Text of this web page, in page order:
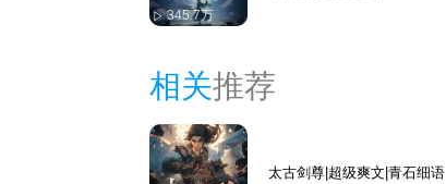
345.7万
相关推荐
太古剑尊|超级爽文|青石细语